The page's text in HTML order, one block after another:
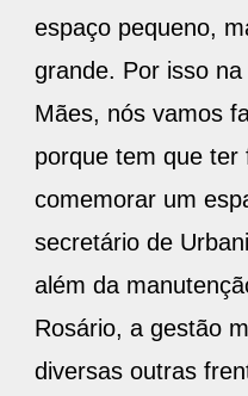
espaço pequeno,
grande. Por isso
Mães, nós vamos
porque tem que ter
comemorar um
secretário de
além da
Rosário, a gestão
diversas outras